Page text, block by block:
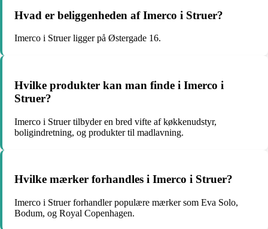
Hvad er beliggenheden af Imerco i Struer?
Imerco i Struer ligger på Østergade 16.
Hvilke produkter kan man finde i Imerco i
Struer?
Imerco i Struer tilbyder en bred vifte af køkkenudstyr,
boligindretning, og produkter til madlavning.
Hvilke mærker forhandles i Imerco i Struer?
Imerco i Struer forhandler populære mærker som Eva Solo,
Bodum, og Royal Copenhagen.